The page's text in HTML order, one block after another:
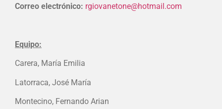
Correo electrónico: rgiovanetone@hotmail.com
Equipo:
Carera, María Emilia
Latorraca, José María
Montecino, Fernando Arian